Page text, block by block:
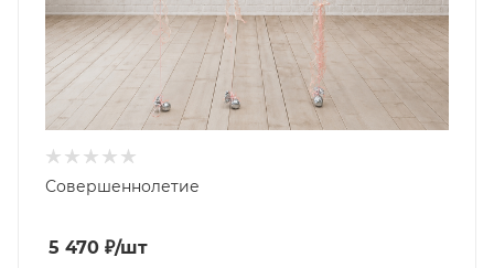
Совершеннолетие
5 470 ₽/шт